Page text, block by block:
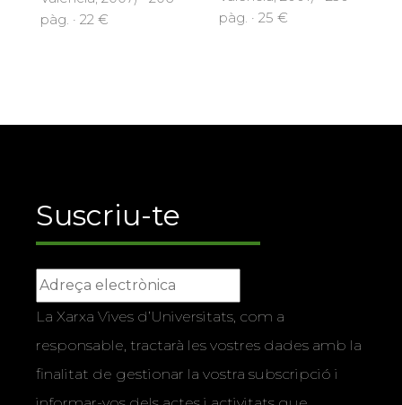
pàg. · 22 €
pàg. · 25 €
Suscriu-te
La Xarxa Vives d’Universitats, com a
responsable, tractarà les vostres dades amb la
finalitat de gestionar la vostra subscripció i